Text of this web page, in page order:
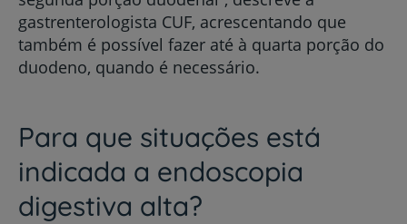
gastrenterologista CUF, acrescentando que
também é possível fazer até à quarta porção do
duodeno, quando é necessário.
Para que situações está
indicada a endoscopia
digestiva alta?